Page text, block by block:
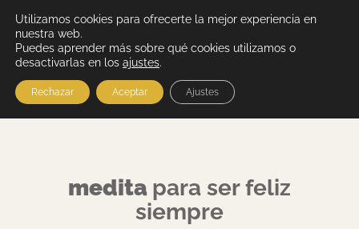
medita para ser feliz
siempre
Utilizamos cookies para ofrecerte la mejor experiencia en
nuestra web.
Puedes aprender más sobre qué cookies utilizamos o
desactivarlas en los ajustes.
Aceptar
Rechazar Ajustes